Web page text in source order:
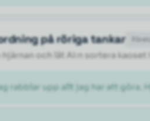
på röriga tankar
hjärnan och låt AI:n sortera
rabblar upp allt jag har att göra.